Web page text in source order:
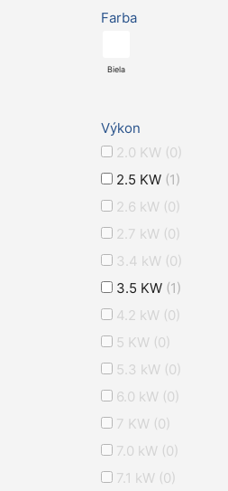
Farba
Biela
Výkon
2.0 KW (0)
2.5 KW (1)
2.6 kW (0)
2.7 kW (0)
3.4 kW (0)
3.5 KW (1)
4.2 kW (0)
5 KW (0)
5.3 kW (0)
6.0 kW (0)
7 KW (0)
7.0 kW (0)
7.1 kW (0)